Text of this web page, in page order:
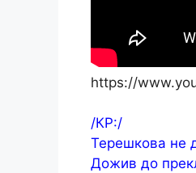
https://
/КР:/
Терешкова не
Дожив до